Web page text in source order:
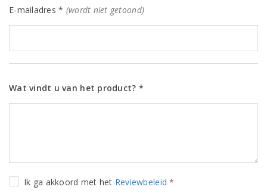
E-mailadres * (wordt niet getoond)
Wat vindt u van het product? *
Ik ga akkoord met het Reviewbeleid *